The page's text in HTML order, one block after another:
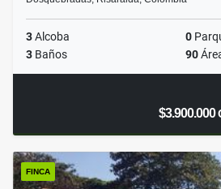
3Alcoba 0
3 Baños 90
$3.900.000
FINCA